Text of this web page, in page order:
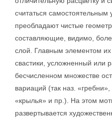
считаться
преобладают чистые
составляющие, видимо,
слой. Главным элементом
свастики, усложненный или
бесчисленном множестве
вариаций (так наз.
«крылья» и пр.). На этом
развертывается